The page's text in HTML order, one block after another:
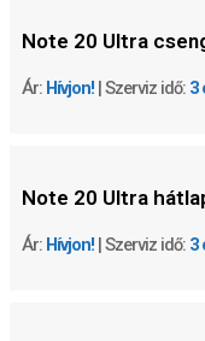
Note 20 Ultra
Ár: Hívjon! | Szerviz idő: 3
Note 20 Ultra
Ár: Hívjon! | Szerviz idő: 3